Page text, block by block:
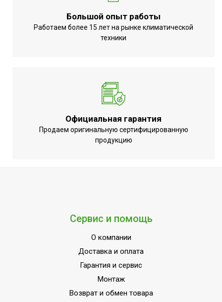
производительность
охлаждения
Да
5,94
элементов в комплекте
Нет
Потребляемая мощность
1400
в режиме охлаждения
1600
электропитания, В
Напольно-потолочная
ПЛОЩАДЬ ПОМЕЩЕНИЯ
Большой опыт работы
Работаем более 15 лет на рынке климатической
техники
Официальная гарантия
Продаем оригинальную сертифицированную
продукцию
Сервис и помощь
О компании
Доставка и оплата
Гарантия и сервис
Монтаж
Возврат и обмен товара